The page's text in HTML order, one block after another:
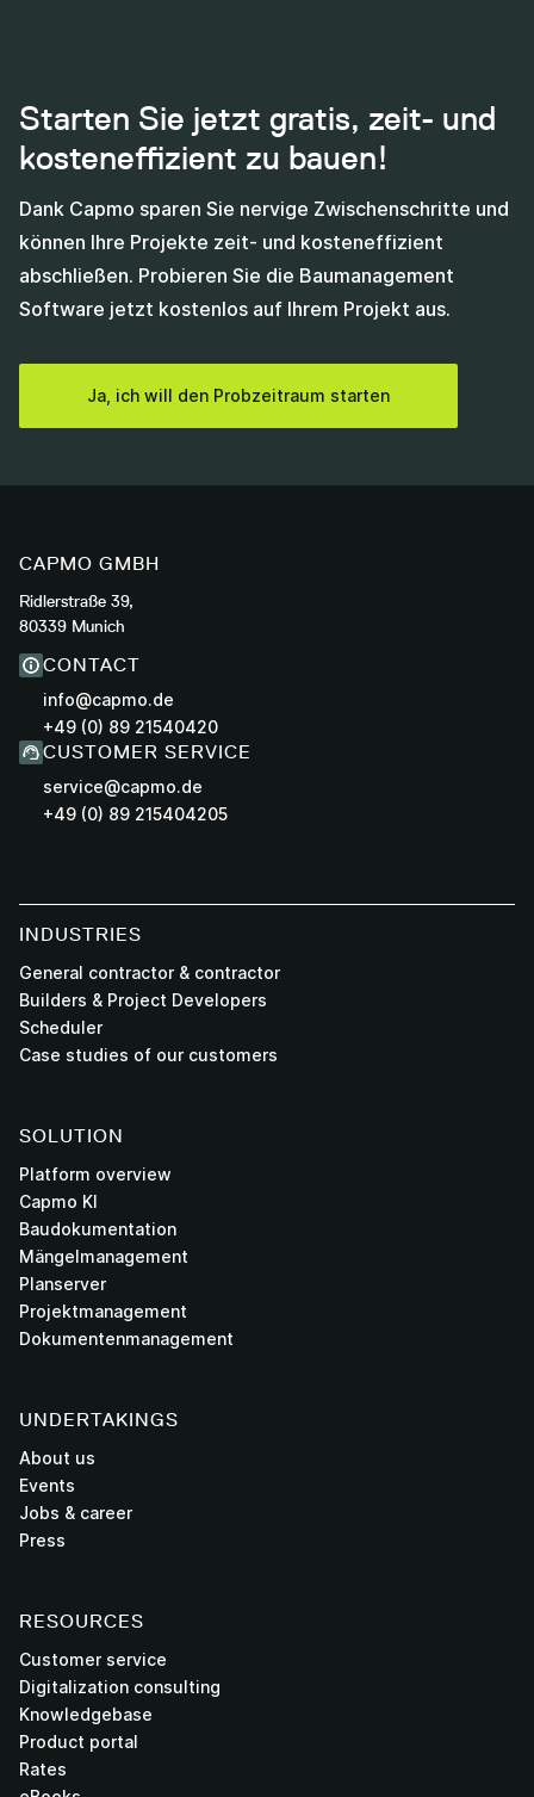
Starten Sie jetzt gratis, zeit- und
kosteneffizient zu bauen!
Dank Capmo sparen Sie nervige Zwischenschritte und
können Ihre Projekte zeit- und kosteneffizient
abschließen. Probieren Sie die Baumanagement
Software jetzt kostenlos auf Ihrem Projekt aus.
Ja, ich will den Probzeitraum starten
CAPMO GMBH
Ridlerstraße 39,
80339 Munich
CONTACT
info@capmo.de
+49 (0) 89 21540420
CUSTOMER SERVICE
service@capmo.de
+49 (0) 89 215404205
INDUSTRIES
General contractor & contractor
Builders & Project Developers
Scheduler
Case studies of our customers
SOLUTION
Platform overview
Capmo KI
Baudokumentation
Mängelmanagement
Planserver
Projektmanagement
Dokumentenmanagement
UNDERTAKINGS
About us
Events
Jobs & career
Press
RESOURCES
Customer service
Digitalization consulting
Knowledgebase
Product portal
Rates